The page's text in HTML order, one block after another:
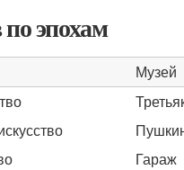
эпохам
Музей
Гараж